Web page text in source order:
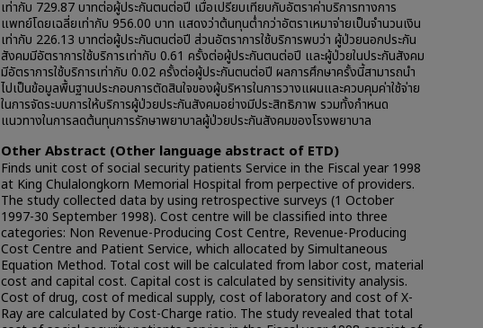
เท่ากับ 729.87 บาทต่อผู้ประกันตนต่อปี เมื่อเปรียบเทียบกับอัตราค่าบริการทางการ
แพทย์โดยเฉลี่ยเท่ากับ 956.00 บาท แสดงว่าต้นทุนต่ำกว่าอัตราเหมาจ่ายเป็นจำนวนเงิน
เท่ากับ 226.13 บาทต่อผู้ประกันตนต่อปี ส่วนอัตราการใช้บริการพบว่า ผู้ป่วยนอกประกัน
สังคมมีอัตราการใช้บริการเท่ากับ 0.61 ครั้งต่อผู้ประกันตนต่อปี และผู้ป่วยในประกันสังคม
มีอัตราการใช้บริการเท่ากับ 0.02 ครั้งต่อผู้ประกันตนต่อปี ผลการศึกษาครั้งนี้สามารถนำ
ไปเป็นข้อมูลพื้นฐานประกอบการตัดสินใจของผู้บริหารในการวางแผนและควบคุมค่าใช้จ่าย
ในการจัดระบบการให้บริการผู้ป่วยประกันสังคมอย่างมีประสิทธิภาพ รวมทั้งกำหนด
แนวทางในการลดต้นทุนการรักษาพยาบาลผู้ป่วยประกันสังคมของโรงพยาบาล
Other Abstract (Other language abstract of ETD)
Finds unit cost of social security patients Service in the Fiscal year 1998
at King Chulalongkorn Memorial Hospital from perpective of providers.
The study collected data by using retrospective surveys (1 October
1997-30 September 1998). Cost centre will be classified into three
categories: Non Revenue-Producing Cost Centre, Revenue-Producing
Cost Centre and Patient Service, which allocated by Simultaneous
Equation Method. Total cost will be calculated from labor cost, material
cost and capital cost. Capital cost is calculated by sensitivity analysis.
Cost of drug, cost of medical supply, cost of laboratory and cost of X-
Ray are calculated by Cost-Charge ratio. The study revealed that total